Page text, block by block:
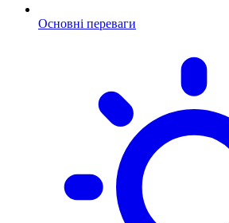
Основні переваги